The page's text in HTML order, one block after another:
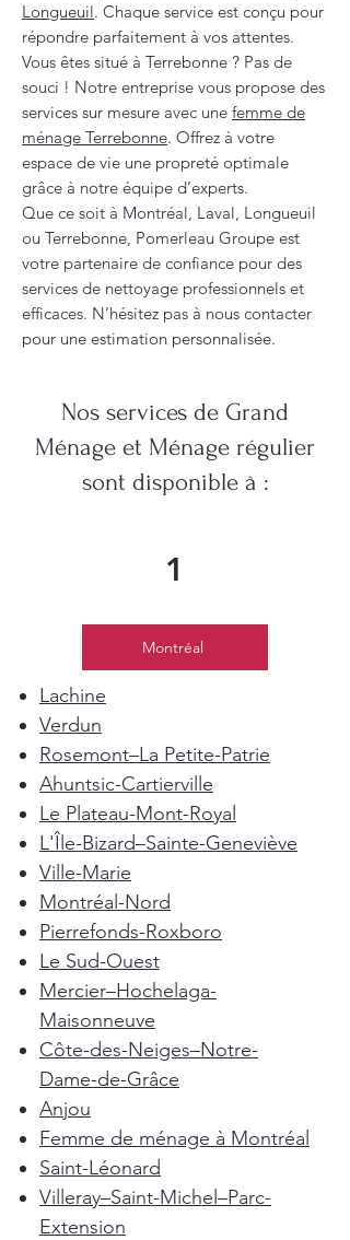
Longueuil. Chaque service est conçu pour
répondre parfaitement à vos attentes.
Vous êtes situé à Terrebonne ? Pas de
souci ! Notre entreprise vous propose des
services sur mesure avec une femme de
ménage Terrebonne. Offrez à votre
espace de vie une propreté optimale
grâce à notre équipe d’experts.
Que ce soit à Montréal, Laval, Longueuil
ou Terrebonne, Pomerleau Groupe est
votre partenaire de confiance pour des
services de nettoyage professionnels et
efficaces. N’hésitez pas à nous contacter
pour une estimation personnalisée.
Nos services de Grand
Ménage et Ménage régulier
sont disponible à :
1
Montréal
Lachine
Verdun
Rosemont–La Petite-Patrie
Ahuntsic-Cartierville
Le Plateau-Mont-Royal
L'Île-Bizard–Sainte-Geneviève
Ville-Marie
Montréal-Nord
Pierrefonds-Roxboro
Le Sud-Ouest
Mercier–Hochelaga-
Maisonneuve
Côte-des-Neiges–Notre-
Dame-de-Grâce
Anjou
Femme de ménage à Montréal
Saint-Léonard
Villeray–Saint-Michel–Parc-
Extension